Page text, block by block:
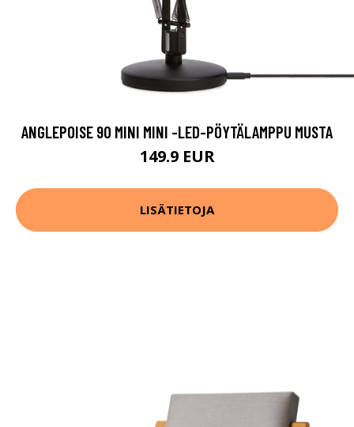
ANGLEPOISE 90 MINI MINI -LED-PÖYTÄLAMPPU MUSTA
149.9 EUR
LISÄTIETOJA